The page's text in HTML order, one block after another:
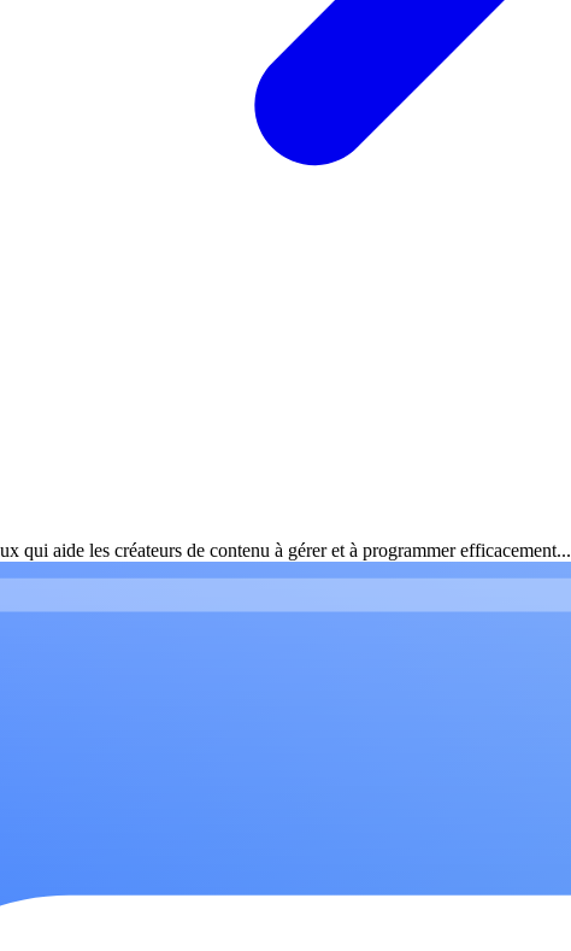
qui aide les créateurs de contenu à gérer et à programmer efficacement...